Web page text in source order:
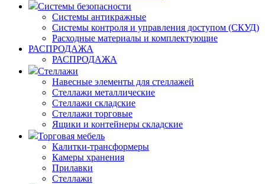
Системы безопасности
Системы антикражные
Системы контроля и управления доступом (СКУД)
Расходные материалы и комплектующие
РАСПРОДАЖА
РАСПРОДАЖА
Стеллажи
Навесные элементы для стеллажей
Стеллажи металлические
Стеллажи складские
Стеллажи торговые
Ящики и контейнеры складские
Торговая мебель
Калитки-трансформеры
Камеры хранения
Прилавки
Стеллажи